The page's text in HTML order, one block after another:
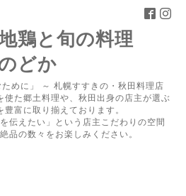
鶏と旬の料理
どか
ために」 ～ 札幌すすきの・秋田料理店
使た郷土料理や、秋田出身の店主が選ぶ
富に取り揃えております。
伝えたい」という店主こだわりの空間
品の数々をお楽しみください。